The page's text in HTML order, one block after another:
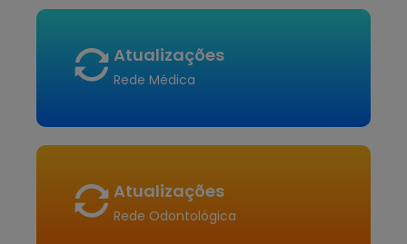
Atualizações
Rede Médica
Atualizações
Rede Odontológica